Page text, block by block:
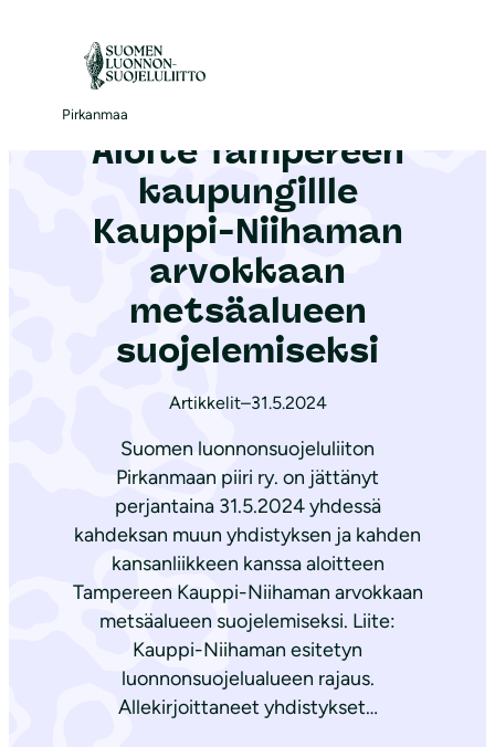
Pirkanmaa
Etusivu|Ajankohtaista
Aloite Tampereen
kaupungillle
Kauppi-Niihaman
arvokkaan
metsäalueen
suojelemiseksi
Artikkelit–31.5.2024
Suomen luonnonsuojeluliiton
Pirkanmaan piiri ry. on jättänyt
perjantaina 31.5.2024 yhdessä
kahdeksan muun yhdistyksen ja kahden
kansanliikkeen kanssa aloitteen
Tampereen Kauppi-Niihaman arvokkaan
metsäalueen suojelemiseksi. Liite:
Kauppi-Niihaman esitetyn
luonnonsuojelualueen rajaus.
Allekirjoittaneet yhdistykset…